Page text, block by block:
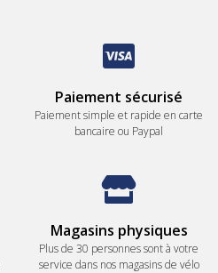
Paiement sécurisé
Paiement simple et rapide en carte
bancaire ou Paypal
Magasins physiques
Plus de 30 personnes sont à votre
service dans nos magasins de vélo